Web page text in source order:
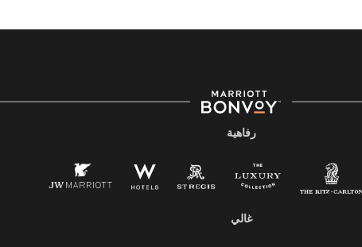
رفاهية
غالي